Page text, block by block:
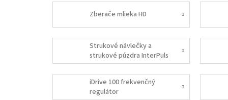
Zberače mlieka HD
Strukové návlečky a
strukové púzdra InterPuls
iDrive 100 frekvenčný
regulátor